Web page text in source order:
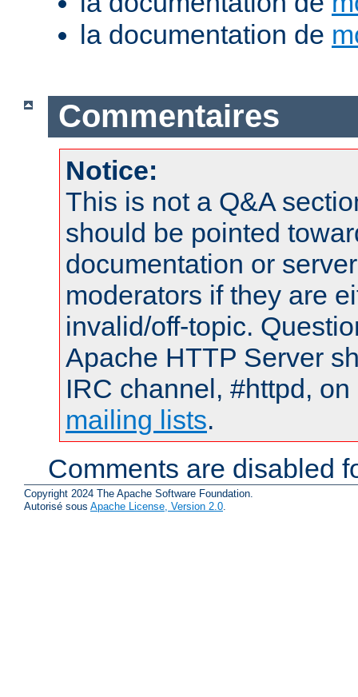
la documentation de
Commentaires
Notice:
This is not a Q&A
should be pointed
documentation or
moderators if they are
invalid/off-topic.
Apache HTTP Server
IRC channel, #httpd,
mailing lists.
Comments are disabled
Copyright 2024 The Apache Software Foundation.
Autorisé sous Apache License, Version 2.0